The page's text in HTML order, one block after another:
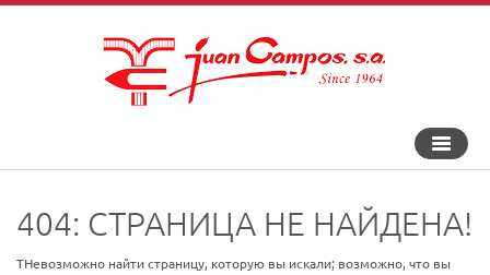
404: СТРАНИЦА НЕ НАЙДЕНА!
TНевозможно найти страницу, которую вы искали; возможно, что вы